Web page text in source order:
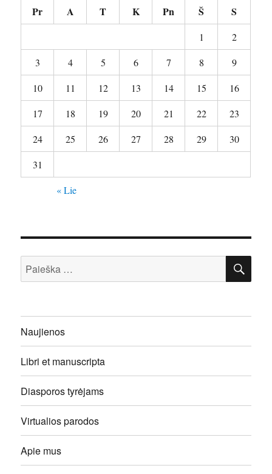
Pr A T K Pn Š S
1
2
3
4 5 6 7 8
9
10
11 12 13 14 15
16
17
18 19 20 21 22
23
24
25 26 27 28 29
30
31
« Lie
Ieškoti:
Naujienos
Libri et manuscripta
Diasporos tyrėjams
Virtualios parodos
Apie mus